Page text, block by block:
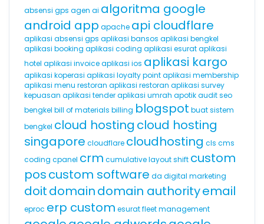
absensi gps agen ai algoritma google
android app apache api cloudflare
aplikasi absensi gps aplikasi bansos aplikasi bengkel
aplikasi booking aplikasi coding aplikasi esurataplikasi
hotel aplikasi invoiceaplikasi ios aplikasi kargo
aplikasi koperasi aplikasi loyalty pointaplikasi membership
aplikasi menu restoran aplikasi restoran aplikasi survey
kepuasan aplikasi tenderaplikasi umrah apotikaudit seo
bengkel bill of materials billing blogspot buat sistem
bengkel cloud hosting cloud hosting
singapore cloudflare cloudhosting cls cms
coding cpanel crm cumulative layout shift custom
poscustom software da digital marketing
doitdomaindomain authorityemail
eproc erp custom esuratfleet management